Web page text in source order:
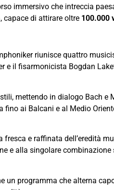
immersivo che intreccia
capace di attirare oltre 100.000
riunisce quattro
e il fisarmonicista Bogdan
mettendo in dialogo Bach e
ai Balcani e al Medio
e raffinata dell’eredità
e alla singolare
un programma che alterna